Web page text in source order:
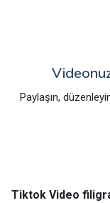
Paylaşın,
Tiktok Video